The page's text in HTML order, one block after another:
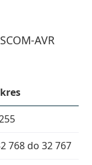
768 do 32 767